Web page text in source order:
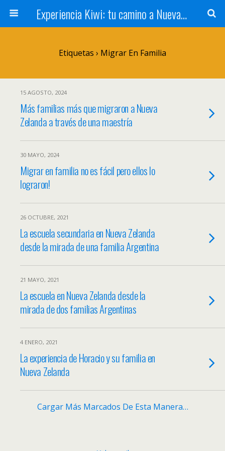
Experiencia Kiwi: tu camino a Nueva Zelanda
Etiquetas › Migrar En Familia
15 AGOSTO, 2024
Más familias más que migraron a Nueva
Zelanda a través de una maestría
30 MAYO, 2024
Migrar en familia no es fácil pero ellos lo
lograron!
26 OCTUBRE, 2021
La escuela secundaria en Nueva Zelanda
desde la mirada de una familia Argentina
21 MAYO, 2021
La escuela en Nueva Zelanda desde la
mirada de dos familias Argentinas
4 ENERO, 2021
La experiencia de Horacio y su familia en
Nueva Zelanda
Cargar Más Marcados De Esta Manera…